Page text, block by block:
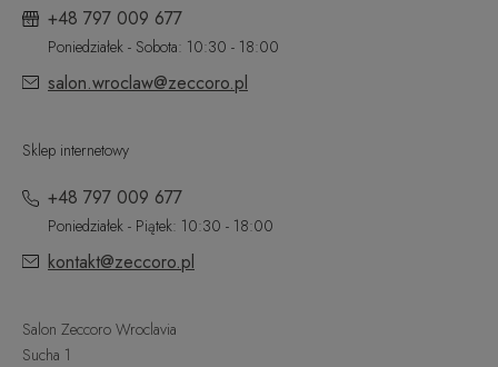
+48 797 009 677
Poniedziałek - Sobota: 10:30 - 18:00
salon.wroclaw@zeccoro.pl
Sklep internetowy
+48 797 009 677
Poniedziałek - Piątek: 10:30 - 18:00
kontakt@zeccoro.pl
Salon Zeccoro Wroclavia
Sucha 1